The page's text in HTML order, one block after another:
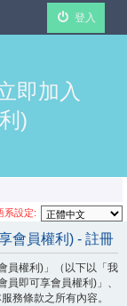
登入
即加入
)
系設定:
會員權利) - 註冊
員權利)」（以下以「我
即可享會員權利)」、
務條款之所有內容。